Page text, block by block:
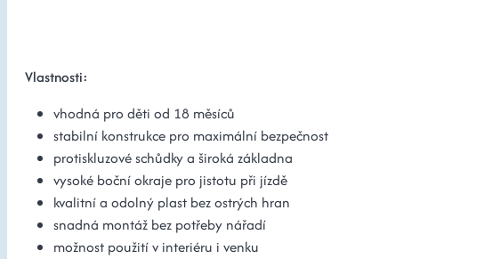
Vlastnosti:
vhodná pro děti od 18 měsíců
stabilní konstrukce pro maximální bezpečnost
protiskluzové schůdky a široká základna
vysoké boční okraje pro jistotu při jízdě
kvalitní a odolný plast bez ostrých hran
snadná montáž bez potřeby nářadí
možnost použití v interiéru i venku